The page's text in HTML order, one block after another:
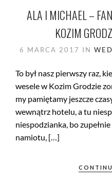
ALA I MICHAEL –
KOZIM
6 MARCA 2017 IN
To był nasz pierwszy raz,
wesele w Kozim Grodzie
my pamiętamy jeszcze
wewnątrz hotelu, a tu
niespodzianka, bo
namiotu, […]